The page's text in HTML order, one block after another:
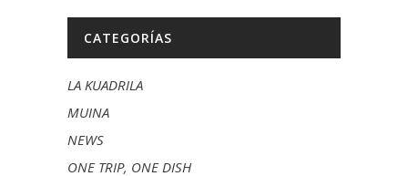
CATEGORÍAS
LA KUADRILA
MUINA
NEWS
ONE TRIP, ONE DISH